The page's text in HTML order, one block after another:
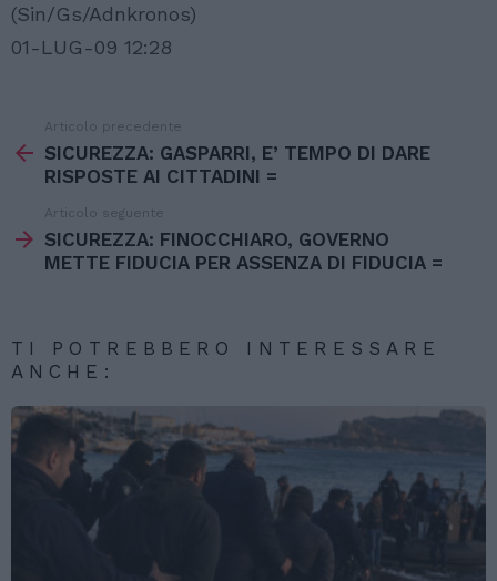
(Sin/Gs/Adnkronos)
01-LUG-09 12:28
di
Articolo precedente
SICUREZZA: GASPARRI, E’ TEMPO DI DARE
RISPOSTE AI CITTADINI =
Articolo seguente
SICUREZZA: FINOCCHIARO, GOVERNO
METTE FIDUCIA PER ASSENZA DI FIDUCIA =
TI POTREBBERO INTERESSARE
ANCHE: